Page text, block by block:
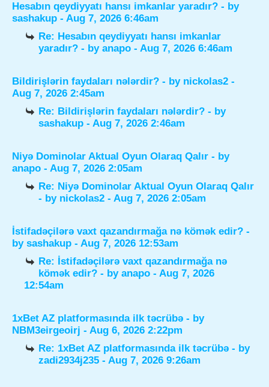
Hesabın qeydiyyatı hansı imkanlar yaradır? - by
sashakup - Aug 7, 2026 6:46am
Re: Hesabın qeydiyyatı hansı imkanlar
yaradır? - byanapo - Aug 7, 2026 6:46am
Bildirişlərin faydaları nələrdir? - by nickolas2 -
Aug 7, 2026 2:45am
Re: Bildirişlərin faydaları nələrdir? - by
sashakup - Aug 7, 2026 2:46am
Niyə Dominolar Aktual Oyun Olaraq Qalır - by
anapo - Aug 7, 2026 2:05am
Re: Niyə Dominolar Aktual Oyun Olaraq Qalır
- by nickolas2 - Aug 7, 2026 2:05am
İstifadəçilərə vaxt qazandırmağa nə kömək edir? -
by sashakup - Aug 7, 2026 12:53am
Re: İstifadəçilərə vaxt qazandırmağa nə
kömək edir? - byanapo - Aug 7, 2026
12:54am
1xBet AZ platformasında ilk təcrübə - by
NBM3eirgeoirj - Aug 6, 2026 2:22pm
Re: 1xBet AZ platformasında ilk təcrübə - by
zadi2934j235 - Aug 7, 2026 9:26am